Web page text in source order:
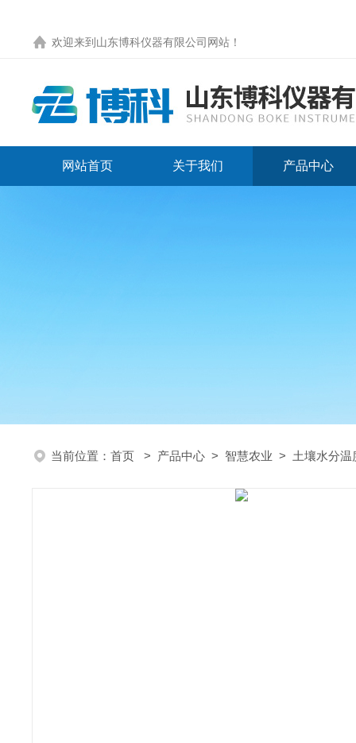
欢迎来到 山东博科仪器有限公司网站 ！
网站首页 关于我们 产品中心
当前位置： 首页 > 产品中心 > 智慧农业 > 土壤水分温